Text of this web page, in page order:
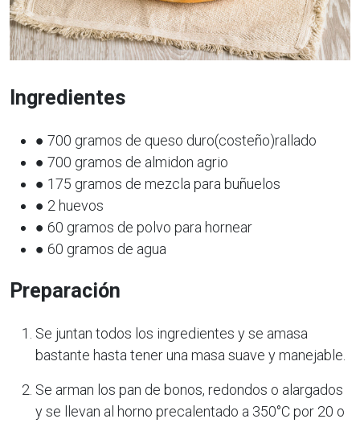
Ingredientes
● 700 gramos de queso duro(costeño)rallado
● 700 gramos de almidon agrio
● 175 gramos de mezcla para buñuelos
● 2 huevos
● 60 gramos de polvo para hornear
● 60 gramos de agua
Preparación
Se juntan todos los ingredientes y se amasa
bastante hasta tener una masa suave y manejable.
Se arman los pan de bonos, redondos o alargados
y se llevan al horno precalentado a 350°C por 20 o